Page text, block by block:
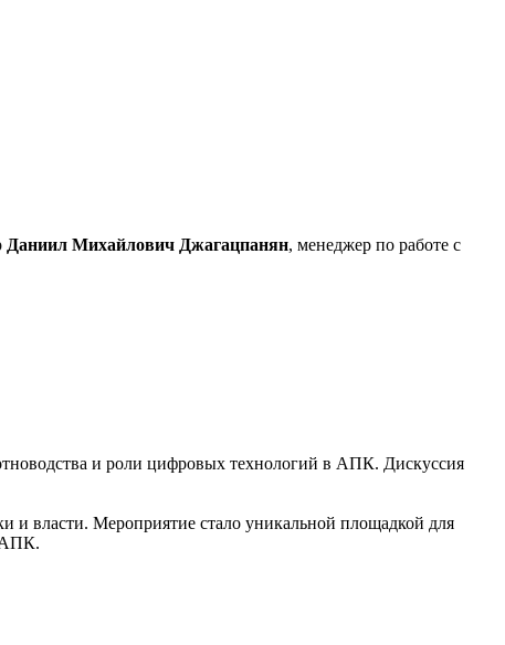
Даниил Михайлович Джагацпанян, менеджер по работе с
и роли цифровых технологий в АПК. Дискуссия
и власти. Мероприятие стало уникальной площадкой для
АПК.